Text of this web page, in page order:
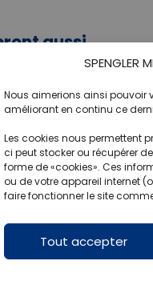
Nous aimerions ainsi pouvoir
améliorant en continu ce
Les cookies nous permettent
ci peut stocker ou récupérer
forme de «cookies». Ces
ou de votre appareil internet
faire fonctionner le site
Tout accepter
aussi